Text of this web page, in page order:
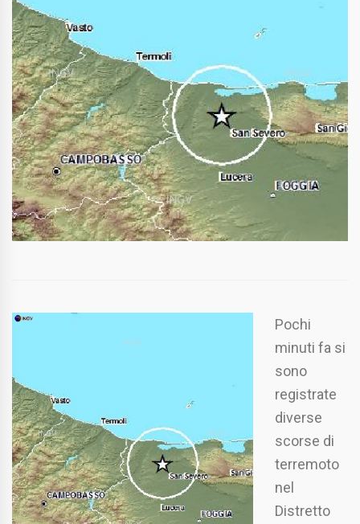
Pochi
minuti fa si
sono
registrate
diverse
scorse di
terremoto
nel
Distretto